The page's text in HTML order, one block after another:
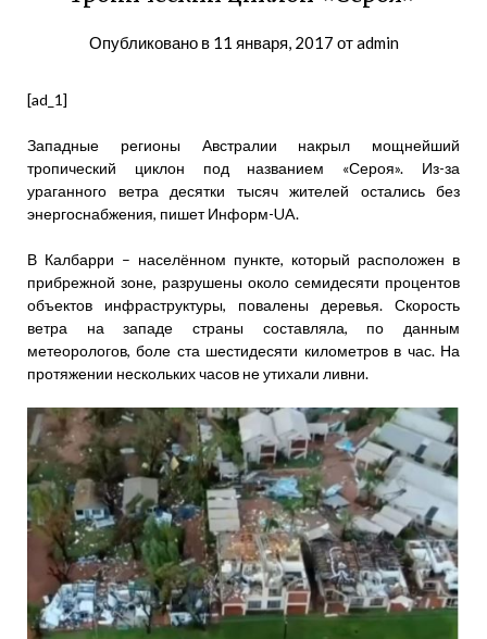
Опубликовано в 11 января, 2017 отadmin
[ad_1]
Западные регионы Австралии накрыл мощнейший
тропический циклон под названием «Сероя». Из-за
ураганного ветра десятки тысяч жителей остались без
энергоснабжения, пишет Информ-UA.
В Калбарри – населённом пункте, который расположен в
прибрежной зоне, разрушены около семидесяти процентов
объектов инфраструктуры, повалены деревья. Скорость
ветра на западе страны составляла, по данным
метеорологов, боле ста шестидесяти километров в час. На
протяжении нескольких часов не утихали ливни.